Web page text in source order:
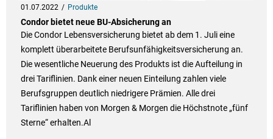
01.07.2022 Produkte
Condor bietet neue BU-Absicherung an
Die Condor Lebensversicherung bietet ab dem 1. Juli eine
komplett überarbeitete Berufsunfähigkeitsversicherung an.
Die wesentliche Neuerung des Produkts ist die Aufteilung in
drei Tariflinien. Dank einer neuen Einteilung zahlen viele
Berufsgruppen deutlich niedrigere Prämien. Alle drei
Tariflinien haben von Morgen & Morgen die Höchstnote „fünf
Sterne“ erhalten.Al